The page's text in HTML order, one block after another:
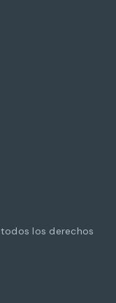
todos los derechos